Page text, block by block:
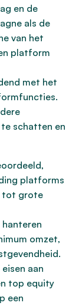
en de
als de
van het
platform
met het
schatten en
platforms
tot grote
omzet,
aan
top equity
een